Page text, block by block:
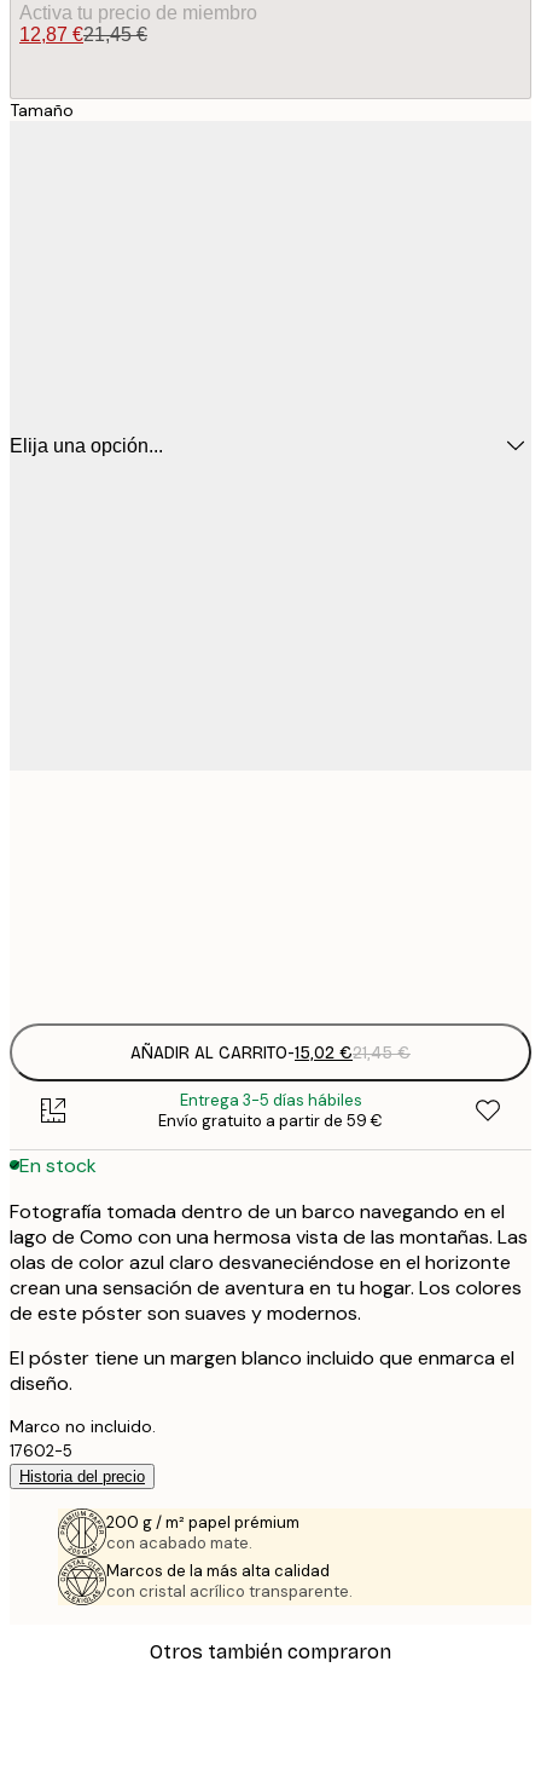
Activa tu precio de miembro
12,87 €21,45 €
Tamaño
Elija una opción...
AÑADIR AL CARRITO-15,02 €21,45 €
Entrega 3-5 días hábiles
Envío gratuito a partir de 59 €
En stock
Fotografía tomada dentro de un barco navegando en el
lago de Como con una hermosa vista de las montañas. Las
olas de color azul claro desvaneciéndose en el horizonte
crean una sensación de aventura en tu hogar. Los colores
de este póster son suaves y modernos.
El póster tiene un margen blanco incluido que enmarca el
diseño.
Marco no incluido.
17602-5
Historia del precio
200 g / m² papel prémium
con acabado mate.
Marcos de la más alta calidad
con cristal acrílico transparente.
Otros también compraron